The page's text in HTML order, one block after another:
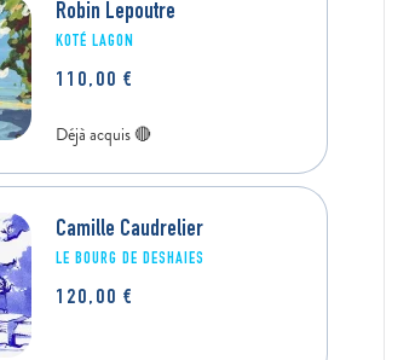
ZOÉ
L’ÉTANG DE GRANDE ANSE
Robin Lepoutre
KOTÉ LAGON
110,00€
Camille Caudrelier
LE BOURG DE DESHAIES
120,00€